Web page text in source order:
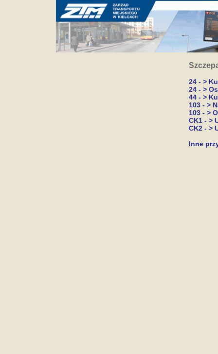
24 - >
24 - >
44 - >
103 - >
103 - >
CK1 - >
CK2 - >
Inne